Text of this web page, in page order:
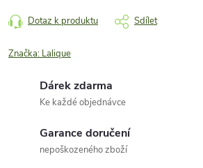
Dotaz k produktu Sdílet
Značka: Lalique
Dárek zdarma
Ke každé objednávce
Garance doručení
nepoškozeného zboží